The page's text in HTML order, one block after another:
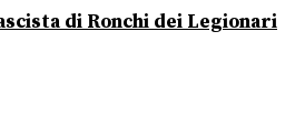
di Ronchi dei Legionari